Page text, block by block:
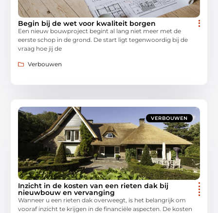
Begin bij de wet voor kwaliteit borgen
Een nieuw bouwproject begint al lang niet meer met de
eerste schop in de grond. De start ligt tegenwoordig bij de
vraag hoe jij de
Verbouwen
VERBOUWEN
Inzicht in de kosten van een rieten dak bij
nieuwbouw en vervanging
Wanneer u een rieten dak overweegt, is het belangrijk om
vooraf inzicht te krijgen in de financiële aspecten. De kosten